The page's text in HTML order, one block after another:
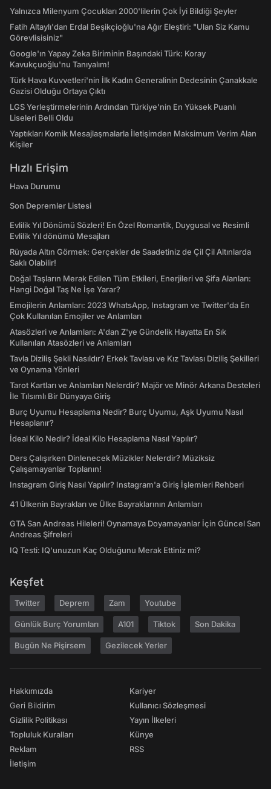
Yalnızca Milenyum Çocukları 2000'lilerin Çok İyi Bildiği Şeyler
Fatih Altaylı'dan Erdal Beşikçioğlu'na Ağır Eleştiri: "Ulan Siz Kamu
Görevlisisiniz"
Google'ın Yapay Zeka Biriminin Başındaki Türk: Koray
Kavukçuoğlu'nu Tanıyalım!
Türk Hava Kuvvetleri'nin İlk Kadın Generalinin Dedesinin Çanakkale
Gazisi Olduğu Ortaya Çıktı
LGS Yerleştirmelerinin Ardından Türkiye'nin En Yüksek Puanlı
Liseleri Belli Oldu
Yaptıkları Komik Mesajlaşmalarla İletişimden Maksimum Verim Alan
Kişiler
Hızlı Erişim
Hava Durumu
Son Depremler Listesi
Evlilik Yıl Dönümü Sözleri! En Özel Romantik, Duygusal ve Resimli
Evlilik Yıl dönümü Mesajları
Rüyada Altın Görmek: Gerçekler de Saadetiniz de Çil Çil Altınlarda
Saklı Olabilir!
Doğal Taşların Merak Edilen Tüm Etkileri, Enerjileri ve Şifa Alanları:
Hangi Doğal Taş Ne İşe Yarar?
Emojilerin Anlamları: 2023 WhatsApp, Instagram ve Twitter'da En
Çok Kullanılan Emojiler ve Anlamları
Atasözleri ve Anlamları: A'dan Z'ye Gündelik Hayatta En Sık
Kullanılan Atasözleri ve Anlamları
Tavla Diziliş Şekli Nasıldır? Erkek Tavlası ve Kız Tavlası Diziliş Şekilleri
ve Oynama Yönleri
Tarot Kartları ve Anlamları Nelerdir? Majör ve Minör Arkana Desteleri
İle Tılsımlı Bir Dünyaya Giriş
Burç Uyumu Hesaplama Nedir? Burç Uyumu, Aşk Uyumu Nasıl
Hesaplanır?
İdeal Kilo Nedir? İdeal Kilo Hesaplama Nasıl Yapılır?
Ders Çalışırken Dinlenecek Müzikler Nelerdir? Müziksiz
Çalışamayanlar Toplanın!
Instagram Giriş Nasıl Yapılır? Instagram'a Giriş İşlemleri Rehberi
41 Ülkenin Bayrakları ve Ülke Bayraklarının Anlamları
GTA San Andreas Hileleri! Oynamaya Doyamayanlar İçin Güncel San
Andreas Şifreleri
IQ Testi: IQ'unuzun Kaç Olduğunu Merak Ettiniz mi?
Keşfet
Twitter Deprem Zam Youtube
Günlük Burç Yorumları A101 Tiktok Son Dakika
Bugün Ne Pişirsem Gezilecek Yerler
Hakkımızda
Geri Bildirim
Gizlilik Politikası
Topluluk Kuralları
Reklam
İletişim
Kariyer
Kullanıcı Sözleşmesi
Yayın İlkeleri
Künye
RSS